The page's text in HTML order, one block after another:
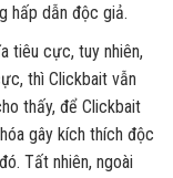
hấp dẫn độc giả.
tiêu cực, tuy nhiên,
thì Clickbait vẫn
thấy, để Clickbait
gây kích thích độc
Tất nhiên, ngoài